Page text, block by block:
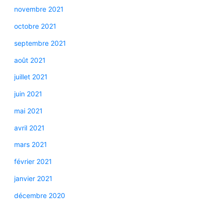
novembre 2021
octobre 2021
septembre 2021
août 2021
juillet 2021
juin 2021
mai 2021
avril 2021
mars 2021
février 2021
janvier 2021
décembre 2020